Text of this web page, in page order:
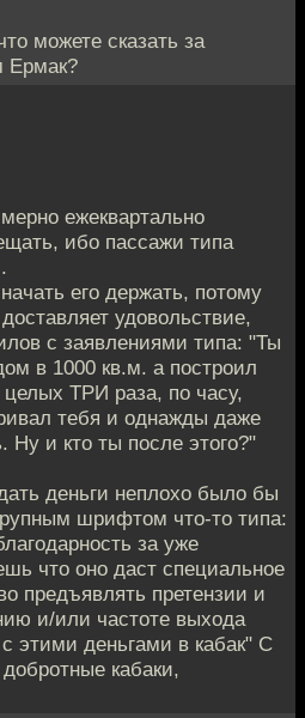
можете сказать за
Ермак?
ежеквартально
ибо пассажи типа
его держать, потому
удовольствие,
с заявлениями типа: "Ты
в 1000 кв.м. а построил
ТРИ раза, по часу,
тебя и однажды даже
Ну и кто ты после этого?"
деньги неплохо было бы
шрифтом что-то типа:
за уже
что оно даст специальное
предъявлять претензии и
и/или частоте выхода
этими деньгами в кабак" С
кабаки,